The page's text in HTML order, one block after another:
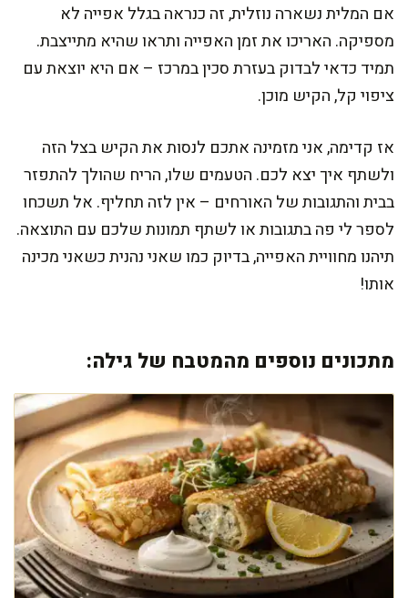
אם המלית נשארה נוזלית, זה כנראה בגלל אפייה לא
מספיקה. האריכו את זמן האפייה ותראו שהיא מתייצבת.
תמיד כדאי לבדוק בעזרת סכין במרכז – אם היא יוצאת עם
ציפוי קל, הקיש מוכן.
אז קדימה, אני מזמינה אתכם לנסות את הקיש בצל הזה
ולשתף איך יצא לכם. הטעמים שלו, הריח שהולך להתפזר
בבית והתגובות של האורחים – אין לזה תחליף. אל תשכחו
לספר לי פה בתגובות או לשתף תמונות שלכם עם התוצאה.
תיהנו מחוויית האפייה, בדיוק כמו שאני נהנית כשאני מכינה
אותו!
מתכונים נוספים מהמטבח של גילה: